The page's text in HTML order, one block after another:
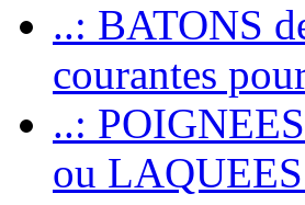
..: BATONS
courantes
..:
ou